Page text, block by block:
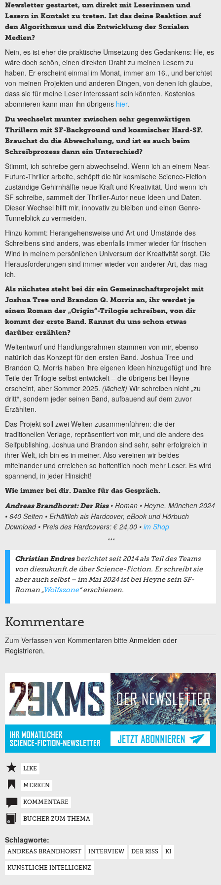
Newsletter gestartet, um direkt mit Leserinnen und
Lesern in Kontakt zu treten. Ist das deine Reaktion auf
den Algorithmus und die Entwicklung der Sozialen
Medien?
Nein, es ist eher die praktische Umsetzung des Gedankens: He, es
wäre doch schön, einen direkten Draht zu meinen Lesern zu
haben. Er erscheint einmal im Monat, immer am 16., und berichtet
von meinen Projekten und anderen Dingen, von denen ich glaube,
dass sie für meine Leser interessant sein könnten. Kostenlos
abonnieren kann man ihn übrigens hier.
Du wechselst munter zwischen sehr gegenwärtigen
Thrillern mit SF-Background und kosmischer Hard-SF.
Brauchst du die Abwechslung, und ist es auch beim
Schreibprozess dann ein Unterschied?
Stimmt, ich schreibe gern abwechselnd. Wenn ich an einem Near-
Future-Thriller arbeite, schöpft die für kosmische Science-Fiction
zuständige Gehirnhälfte neue Kraft und Kreativität. Und wenn ich
SF schreibe, sammelt der Thriller-Autor neue Ideen und Daten.
Dieser Wechsel hilft mir, innovativ zu bleiben und einen Genre-
Tunnelblick zu vermeiden.
Hinzu kommt: Herangehensweise und Art und Umstände des
Schreibens sind anders, was ebenfalls immer wieder für frischen
Wind in meinem persönlichen Universum der Kreativität sorgt. Die
Herausforderungen sind immer wieder von anderer Art, das mag
ich.
Als nächstes steht bei dir ein Gemeinschaftsprojekt mit
Joshua Tree und Brandon Q. Morris an, ihr werdet je
einen Roman der „Origin“-Trilogie schreiben, von dir
kommt der erste Band. Kannst du uns schon etwas
darüber erzählen?
Weltentwurf und Handlungsrahmen stammen von mir, ebenso
natürlich das Konzept für den ersten Band. Joshua Tree und
Brandon Q. Morris haben ihre eigenen Ideen hinzugefügt und ihre
Teile der Trilogie selbst entwickelt – die übrigens bei Heyne
erscheint, aber Sommer 2025. (lächelt) Wir schreiben nicht „zu
dritt“, sondern jeder seinen Band, aufbauend auf dem zuvor
Erzählten.
Das Projekt soll zwei Welten zusammenführen: die der
traditionellen Verlage, repräsentiert von mir, und die andere des
Selfpublishing. Joshua und Brandon sind sehr, sehr erfolgreich in
ihrer Welt, ich bin es in meiner. Also vereinen wir beides
miteinander und erreichen so hoffentlich noch mehr Leser. Es wird
spannend, in jeder Hinsicht!
Wie immer bei dir. Danke für das Gespräch.
Andreas Brandhorst: Der Riss• Roman • Heyne, München 2024
• 640 Seiten • Erhältlich als Hardcover, eBook und Hörbuch
Download • Preis des Hardcovers: € 24,00 • im Shop
***
Christian Endresberichtet seit 2014 als Teil des Teams
von diezukunft.de über Science-Fiction. Er schreibt sie
aber auch selbst – im Mai 2024 ist bei Heyne sein SF-
Roman „Wolfszone“ erschienen.
Kommentare
Zum Verfassen von Kommentaren bitte Anmelden oder
Registrieren.
LIKE
MERKEN
KOMMENTARE
BÜCHER ZUM THEMA
Schlagworte:
ANDREAS BRANDHORST INTERVIEW DER RISS KI
KÜNSTLICHE INTELLIGENZ